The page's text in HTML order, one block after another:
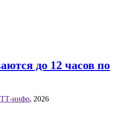
до 12 часов по
ТТ-инфо, 2026